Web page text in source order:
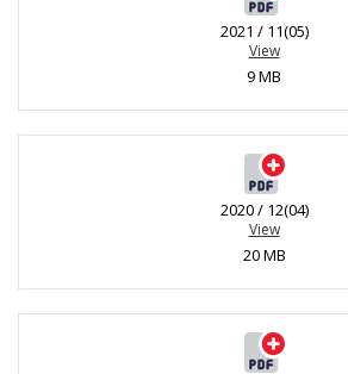
2021 / 11(05)
View
9 MB
2020 / 12(04)
View
20 MB